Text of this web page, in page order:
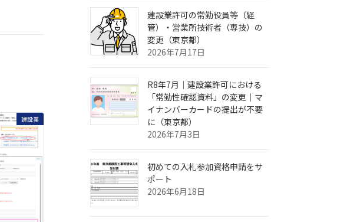
建設業
建設業許可の常勤役員等（経
管）・営業所技術者（専技）の
変更（東京都）
2026年7月17日
R8年7月｜建設業許可における
「常勤性確認資料」の変更｜マ
イナンバーカードの提出が不要
に（東京都）
2026年7月3日
初めての入札参加資格申請をサ
ポート
2026年6月18日